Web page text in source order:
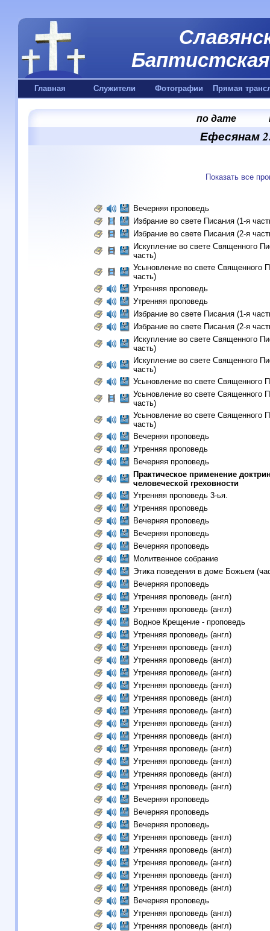
Главная Служители Фотографии Прямая
по дате
Ефесянам
Показать все
Вечерняя проповедь
Избрание во свете Писания (1-я
Избрание во свете Писания (2-я
Искупление во свете Священного
часть)
Усыновление во свете Священного
часть)
Утренняя проповедь
Утренняя проповедь
Избрание во свете Писания (1-я
Избрание во свете Писания (2-я
Искупление во свете Священного
часть)
Искупление во свете Священного
часть)
Усыновление во свете Священного
Усыновление во свете Священного
часть)
Усыновление во свете Священного
часть)
Вечерняя проповедь
Утренняя проповедь
Вечерняя проповедь
Практическое применение
человеческой греховности
Утренняя проповедь 3-ья.
Утренняя проповедь
Вечерняя проповедь
Вечерняя проповедь
Вечерняя проповедь
Молитвенное собрание
Этика поведения в доме Божьем
Вечерняя проповедь
Утренняя проповедь (англ)
Утренняя проповедь (англ)
Водное Крещение - проповедь
Утренняя проповедь (англ)
Утренняя проповедь (англ)
Утренняя проповедь (англ)
Утренняя проповедь (англ)
Утренняя проповедь (англ)
Утренняя проповедь (англ)
Утренняя проповедь (англ)
Утренняя проповедь (англ)
Утренняя проповедь (англ)
Утренняя проповедь (англ)
Утренняя проповедь (англ)
Утренняя проповедь (англ)
Утренняя проповедь (англ)
Вечерняя проповедь
Вечерняя проповедь
Вечерняя проповедь
Утренняя проповедь (англ)
Утренняя проповедь (англ)
Утренняя проповедь (англ)
Утренняя проповедь (англ)
Утренняя проповедь (англ)
Вечерняя проповедь
Утренняя проповедь (англ)
Утренняя проповедь (англ)